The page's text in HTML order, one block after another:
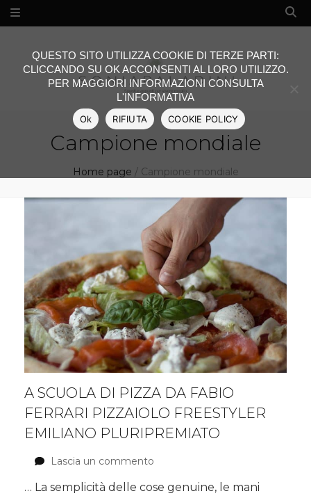
Campione mondiale
Home page / Campione mondiale
A SCUOLA DI PIZZA DA FABIO
FERRARI PIZZAIOLO FREESTYLER
EMILIANO PLURIPREMIATO
Lascia un commento
scuola
… La semplicità delle cose genuine, le mani
QUESTO SITO UTILIZZA COOKIE DI TERZE PARTI:
CLICCANDO SU OK ACCONSENTI AL LORO UTILIZZO.
PER MAGGIORI INFORMAZIONI CONSULTA
L'INFORMATIVA
Ok RIFIUTA COOKIE POLICY